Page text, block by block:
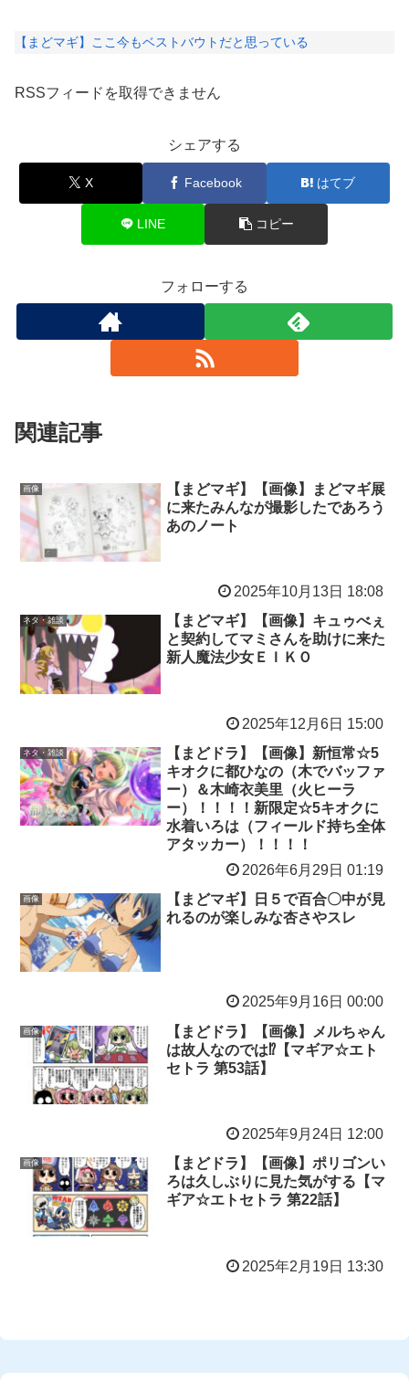
【まどマギ】ここ今もベストバウトだと思っている
RSSフィードを取得できません
シェアする
X Facebook はてブ
LINE コピー
フォローする
関連記事
画像
【まどマギ】【画像】まどマギ展
に来たみんなが撮影したであろう
あのノート
2025年10月13日 18:08
ネタ・雑談
【まどマギ】【画像】キュゥべぇ
と契約してマミさんを助けに来た
新人魔法少女ＥＩＫＯ
2025年12月6日 15:00
ネタ・雑談
【まどドラ】【画像】新恒常☆5
キオクに都ひなの（木でバッファ
ー）＆木崎衣美里（火ヒーラ
ー）！！！！新限定☆5キオクに
水着いろは（フィールド持ち全体
アタッカー）！！！！
2026年6月29日 01:19
画像
【まどマギ】日５で百合〇中が見
れるのが楽しみな杏さやスレ
2025年9月16日 00:00
画像
【まどドラ】【画像】メルちゃん
は故人なのでは⁉︎【マギア☆エト
セトラ 第53話】
2025年9月24日 12:00
画像
【まどドラ】【画像】ポリゴンい
ろは久しぶりに見た気がする【マ
ギア☆エトセトラ 第22話】
2025年2月19日 13:30